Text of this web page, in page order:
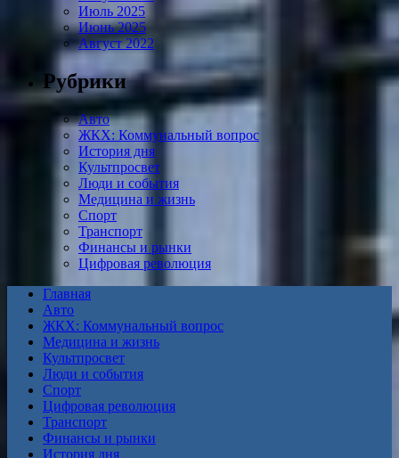
Июль 2025
Июнь 2025
Август 2022
Рубрики
Авто
ЖКХ: Коммунальный вопрос
История дня
Культпросвет
Люди и события
Медицина и жизнь
Спорт
Транспорт
Финансы и рынки
Цифровая революция
Главная
Авто
ЖКХ: Коммунальный вопрос
Медицина и жизнь
Культпросвет
Люди и события
Спорт
Цифровая революция
Транспорт
Финансы и рынки
История дня